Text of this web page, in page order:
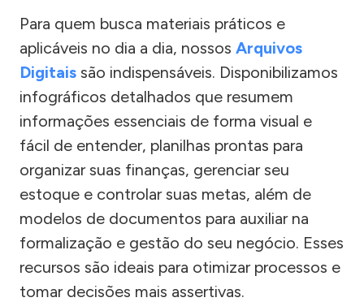
Para quem busca materiais práticos e
aplicáveis no dia a dia, nossos Arquivos
Digitais são indispensáveis. Disponibilizamos
infográficos detalhados que resumem
informações essenciais de forma visual e
fácil de entender, planilhas prontas para
organizar suas finanças, gerenciar seu
estoque e controlar suas metas, além de
modelos de documentos para auxiliar na
formalização e gestão do seu negócio. Esses
recursos são ideais para otimizar processos e
tomar decisões mais assertivas.